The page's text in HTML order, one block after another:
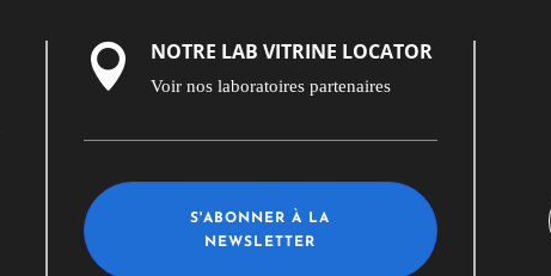
 NOTRE LAB VITRINE LOCATOR
Voir nos laboratoires partenaires
S'ABONNER À LA
NEWSLETTER